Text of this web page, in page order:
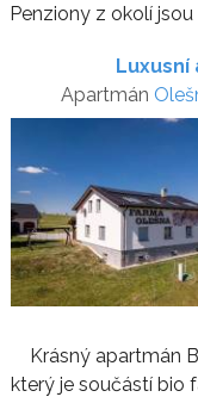
Penziony z okolí
Apartmán
Krásný apartmán
který je součástí bio